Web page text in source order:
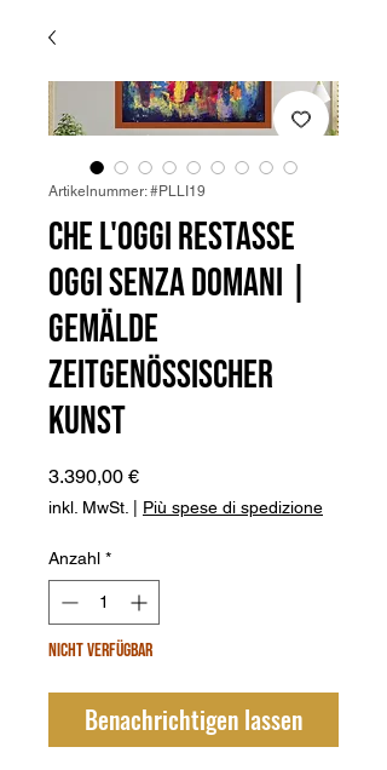
Artikelnummer: #PLLI19
Che l'oggi restasse
oggi senza domani |
Gemälde
zeitgenössischer
Kunst
3.390,00 €Preis
inkl. MwSt. Più spese di spedizione
Anzahl *
Nicht verfügbar
Benachrichtigen lassen